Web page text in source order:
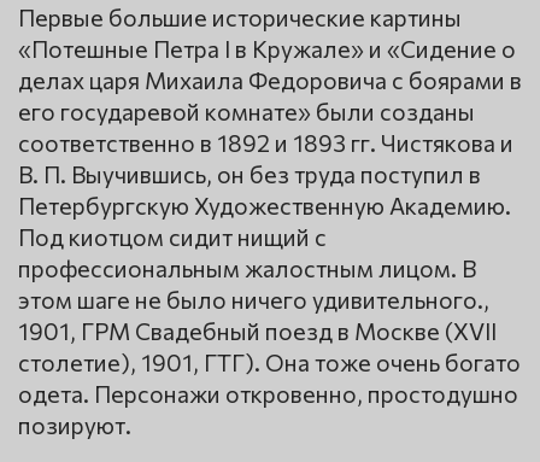
Первые большие исторические картины
«Потешные Петра I в Кружале» и «Сидение о
делах царя Михаила Федоровича с боярами в
его государевой комнате» были созданы
соответственно в 1892 и 1893 гг. Чистякова и
В. П. Выучившись, он без труда поступил в
Петербургскую Художественную Академию.
Под киотцом сидит нищий с
профессиональным жалостным лицом. В
этом шаге не было ничего удивительного.,
1901, ГРМ Свадебный поезд в Москве (XVII
столетие), 1901, ГТГ). Она тоже очень богато
одета. Персонажи откровенно, простодушно
позируют.